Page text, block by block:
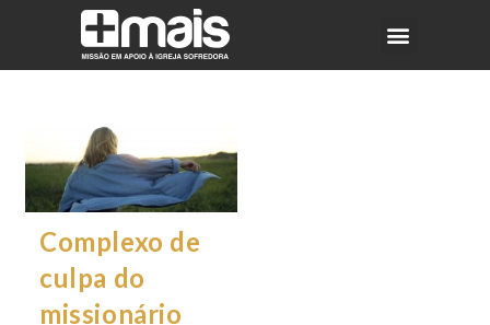
Complexo de
culpa do
missionário